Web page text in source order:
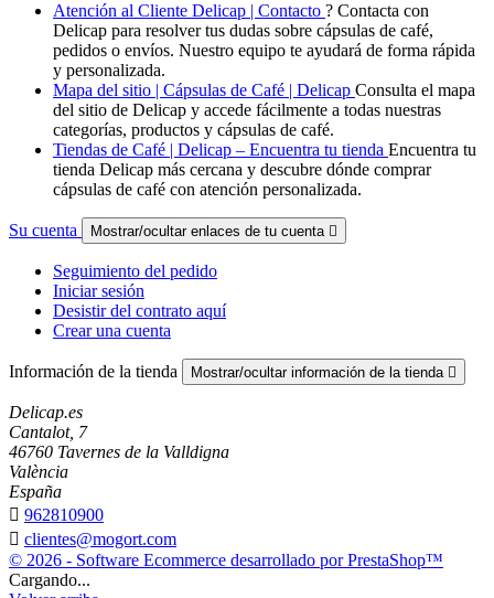
Atención al Cliente Delicap | Contacto ? Contacta con
Delicap para resolver tus dudas sobre cápsulas de café,
pedidos o envíos. Nuestro equipo te ayudará de forma rápida
y personalizada.
Mapa del sitio | Cápsulas de Café | Delicap Consulta el mapa
del sitio de Delicap y accede fácilmente a todas nuestras
categorías, productos y cápsulas de café.
Tiendas de Café | Delicap – Encuentra tu tienda Encuentra tu
tienda Delicap más cercana y descubre dónde comprar
cápsulas de café con atención personalizada.
Su cuenta Mostrar/ocultar enlaces de tu cuenta 
Seguimiento del pedido
Iniciar sesión
Desistir del contrato aquí
Crear una cuenta
Información de la tienda Mostrar/ocultar información de la tienda 
Delicap.es
Cantalot, 7
46760 Tavernes de la Valldigna
València
España
 962810900
 clientes@mogort.com
© 2026 - Software Ecommerce desarrollado por PrestaShop™
Cargando...